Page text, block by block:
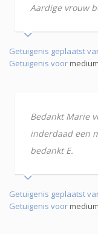
Aardige vrouw
Getuigenis geplaatst
Getuigenis voor
Bedankt Marie
inderdaad een
bedankt E.
Getuigenis geplaatst
Getuigenis voor